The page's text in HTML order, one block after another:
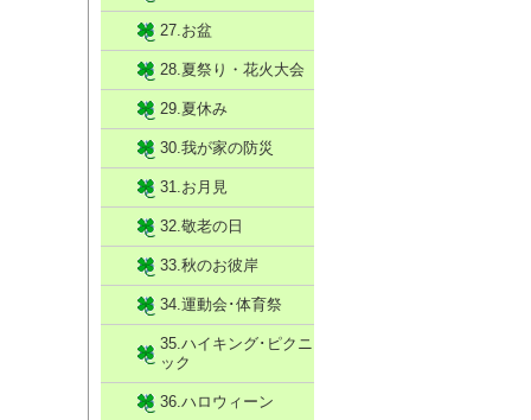
27.お盆
28.夏祭り・花火大会
29.夏休み
30.我が家の防災
31.お月見
32.敬老の日
33.秋のお彼岸
34.運動会･体育祭
35.ハイキング･ピクニ
ック
36.ハロウィーン